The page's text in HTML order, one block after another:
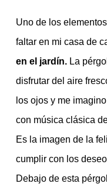
Uno de los
faltar en mi casa de
en el jardín.La
disfrutar del aire
los ojos y me
con música clásica
Es la imagen de la
cumplir con los
Debajo de esta